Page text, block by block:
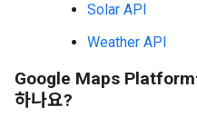
Solar API
Weather API
Google Maps Platform
하나요?